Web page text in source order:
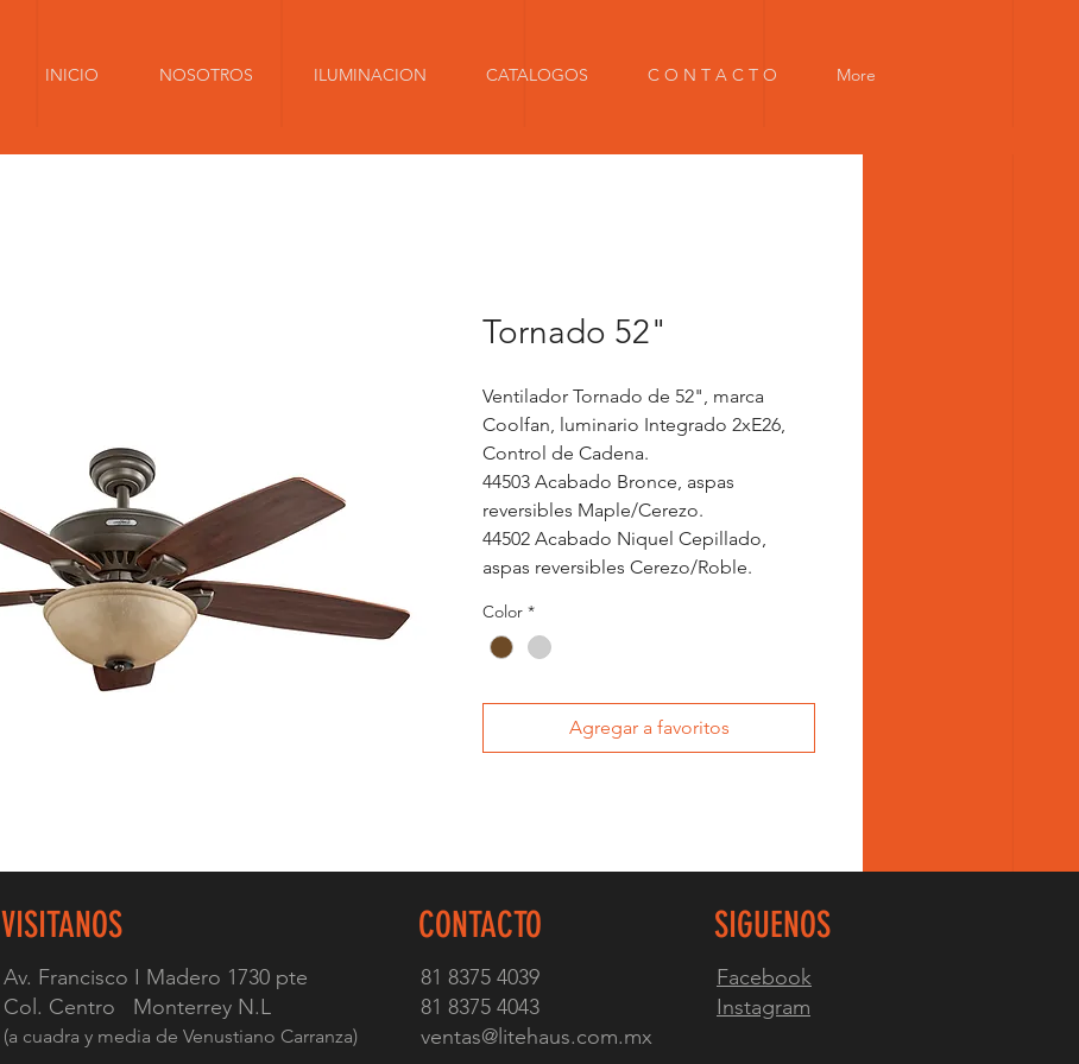
INICIO NOSOTROS ILUMINACION CATALOGOS C O N T A C T O More
Tornado 52"
Ventilador Tornado de 52", marca
Coolfan, luminario Integrado 2xE26,
Control de Cadena.
44503 Acabado Bronce, aspas
reversibles Maple/Cerezo.
44502 Acabado Niquel Cepillado,
aspas reversibles Cerezo/Roble.
Color *
Agregar a favoritos
VISITANOS
Av. Francisco I Madero 1730 pte
Col. Centro Monterrey N.L
(a cuadra y media de Venustiano Carranza)
CONTACTO
81 8375 4039
81 8375 4043
ventas@litehaus.com.mx
SIGUENOS
Facebook
Instagram